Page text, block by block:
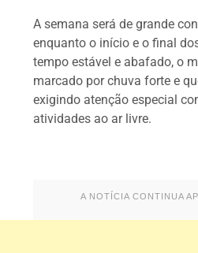
A semana será de grande
enquanto o início e o final
tempo estável e abafado, o
marcado por chuva forte e
exigindo atenção especial
atividades ao ar livre.
A NOTÍCIA CONTINUA